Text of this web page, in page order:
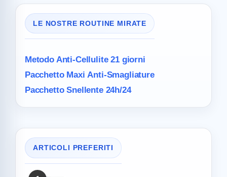
LE NOSTRE ROUTINE MIRATE
Metodo Anti-Cellulite21 giorni
Pacchetto MaxiAnti-Smagliature
Pacchetto Snellente 24h/24
ARTICOLI PREFERITI